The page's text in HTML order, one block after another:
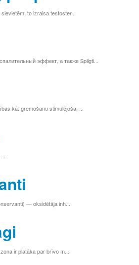
to izraisa testoster...
эффект, а также Spilgti...
kā: gremošanu stimulējoša, ...
— oksidētāja inh...
ir platāka par brīvo m...